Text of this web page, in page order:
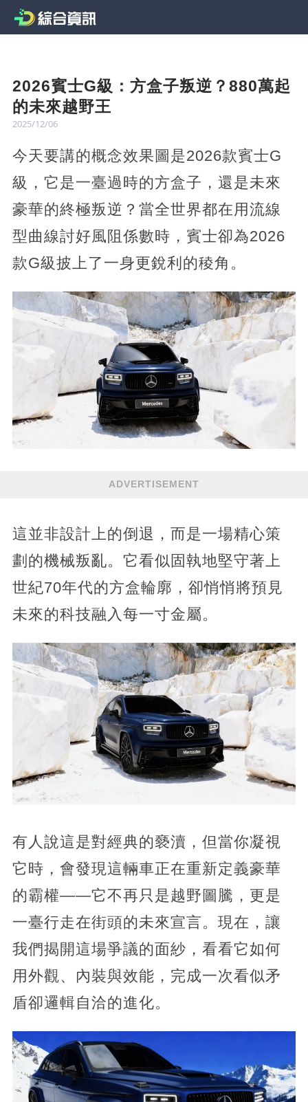
2026賓士G級：方盒子叛逆？880萬起
的未來越野王
2025/12/06
今天要講的概念效果圖是2026款賓士G
級，它是一臺過時的方盒子，還是未來
豪華的終極叛逆？當全世界都在用流線
型曲線討好風阻係數時，賓士卻為2026
款G級披上了一身更銳利的稜角。
ADVERTISEMENT
這並非設計上的倒退，而是一場精心策
劃的機械叛亂。它看似固執地堅守著上
世紀70年代的方盒輪廓，卻悄悄將預見
未來的科技融入每一寸金屬。
有人說這是對經典的褻瀆，但當你凝視
它時，會發現這輛車正在重新定義豪華
的霸權——它不再只是越野圖騰，更是
一臺行走在街頭的未來宣言。現在，讓
我們揭開這場爭議的面紗，看看它如何
用外觀、內裝與效能，完成一次看似矛
盾卻邏輯自洽的進化。